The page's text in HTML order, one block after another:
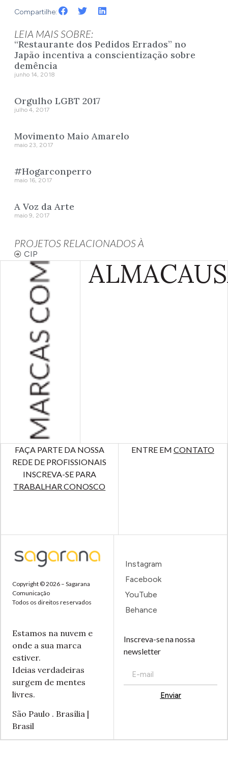
Compartilhe:
LEIA MAIS SOBRE:
“Restaurante dos Pedidos Errados” no
Japão incentiva a conscientização sobre
demência
junho 14, 2018
Orgulho LGBT 2017
julho 4, 2017
Movimento Maio Amarelo
maio 23, 2017
#Hogarconperro
maio 16, 2017
A Voz da Arte
maio 9, 2017
PROJETOS RELACIONADOS À
CIP
ALMA
FAÇA PARTE DA NOSSA
REDE DE PROFISSIONAIS
INSCREVA-SE PARA
TRABALHAR CONOSCO
ENTRE EM CONTATO
Copyright © 2026 – Sagarana
Comunicação
Todos os direitos reservados
Estamos na nuvem e
onde a sua marca
estiver.
Ideias verdadeiras
surgem de mentes
livres.
São Paulo . Brasília |
Brasil
Instagram
Facebook
YouTube
Behance
Inscreva-se na nossa
newsletter
Enviar